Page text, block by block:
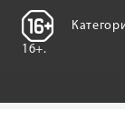
16+.